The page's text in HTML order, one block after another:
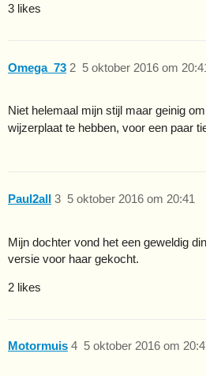
3 likes
Omega_73 5 oktober 2016 om
2
Niet helemaal mijn stijl maar geinig
wijzerplaat te hebben, voor een paar
Paul2all 5 oktober 2016 om 20:41
3
Mijn dochter vond het een geweldig
versie voor haar gekocht.
2 likes
Motormuis 5 oktober 2016 om
4